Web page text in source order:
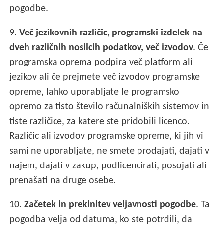
pogodbe.
9.Več jezikovnih različic, programski izdelek na
dveh različnih nosilcih podatkov, več izvodov. Če
programska oprema podpira več platform ali
jezikov ali če prejmete več izvodov programske
opreme, lahko uporabljate le programsko
opremo za tisto število računalniških sistemov in
tiste različice, za katere ste pridobili licenco.
Različic ali izvodov programske opreme, ki jih vi
sami ne uporabljate, ne smete prodajati, dajati v
najem, dajati v zakup, podlicencirati, posojati ali
prenašati na druge osebe.
10.Začetek in prekinitev veljavnosti pogodbe. Ta
pogodba velja od datuma, ko ste potrdili, da